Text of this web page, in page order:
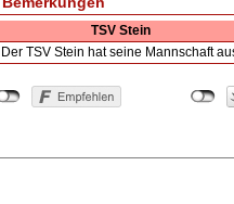
TSV Stein
Der TSV Stein hat seine Mannschaft